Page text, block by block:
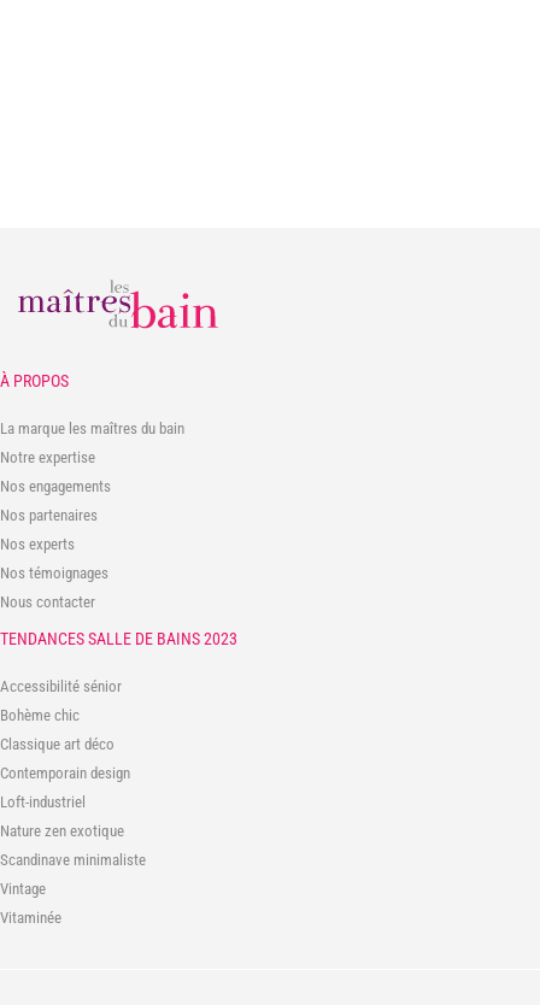
À PROPOS
La marque les maîtres du bain
Notre expertise
Nos engagements
Nos partenaires
Nos experts
Nos témoignages
Nous contacter
TENDANCES SALLE DE BAINS 2023
Accessibilité sénior
Bohème chic
Classique art déco
Contemporain design
Loft-industriel
Nature zen exotique
Scandinave minimaliste
Vintage
Vitaminée